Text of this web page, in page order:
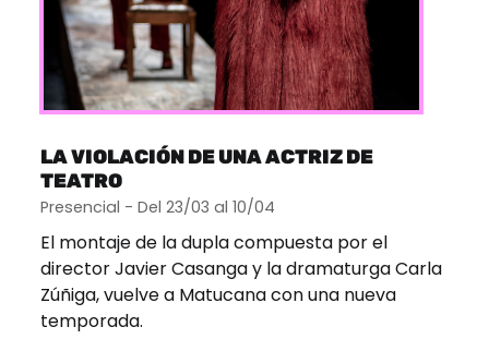
LA VIOLACIÓN DE UNA ACTRIZ DE
TEATRO
Presencial - Del 23/03 al 10/04
El montaje de la dupla compuesta por el
director Javier Casanga y la dramaturga Carla
Zúñiga, vuelve a Matucana con una nueva
temporada.